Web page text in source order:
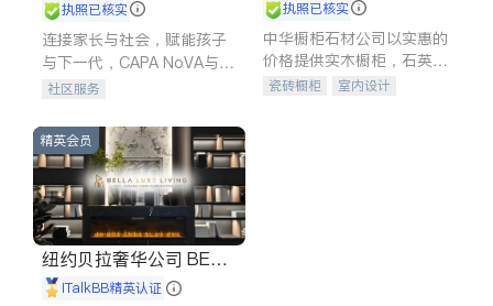
执照已核实
连接家长与社会，赋能孩子
与下一代，CAPA NoVA与您
携手建设包容、公平、充满
社区服务
执照已核实
中华橱柜石材公司以实惠的
价格提供实木橱柜，石英石
台面，多种优质不锈钢水
瓷砖橱柜
室内设计
精英会员
纽约贝拉奢华公司 BELL
A LUXE
iTalkBB精英认证